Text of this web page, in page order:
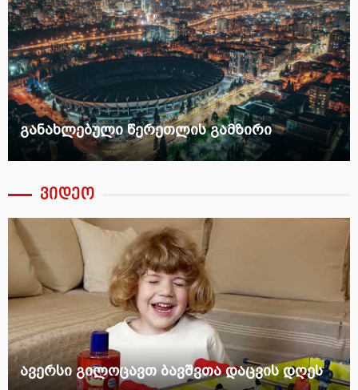
განახლებული წერეთლის გამზირი
ვიდეო
ავერსი გილოცავთ ბავშვთა დაცვის დღეს